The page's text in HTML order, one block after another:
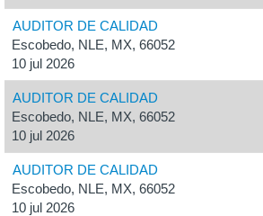
AUDITOR DE CALIDAD
Escobedo, NLE, MX, 66052
10 jul 2026
AUDITOR DE CALIDAD
Escobedo, NLE, MX, 66052
10 jul 2026
AUDITOR DE CALIDAD
Escobedo, NLE, MX, 66052
10 jul 2026